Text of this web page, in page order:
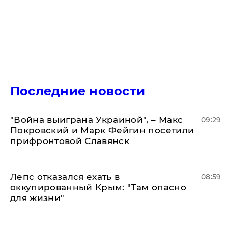
Последние новости
"Война выиграна Украиной", – Макс
Покровский и Марк Фейгин посетили
прифронтовой Славянск
09:29
Лепс отказался ехать в
оккупированный Крым: "Там опасно
для жизни"
08:59